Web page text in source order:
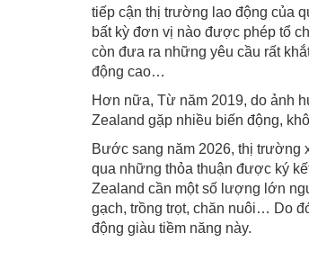
tiếp cận thị trường lao động của
bất kỳ đơn vị nào được phép tổ
còn đưa ra những yêu cầu rất
động cao…
Hơn nữa, Từ năm 2019, do ảnh
Zealand gặp nhiều biến động,
Bước sang năm 2026, thị trường
qua những thỏa thuận được ký
Zealand cần một số lượng lớn
gạch, trồng trọt, chăn nuôi… Do
động giàu tiềm năng này.